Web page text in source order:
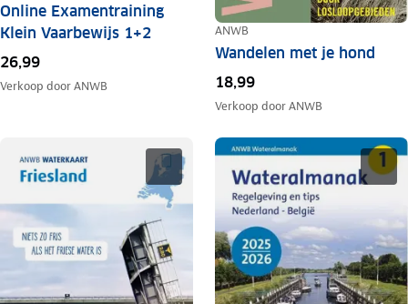
Online Examentraining
Klein Vaarbewijs 1+2
26,99
Verkoop doorANWB
ANWB
Wandelen met je hond
18,99
Verkoop doorANWB